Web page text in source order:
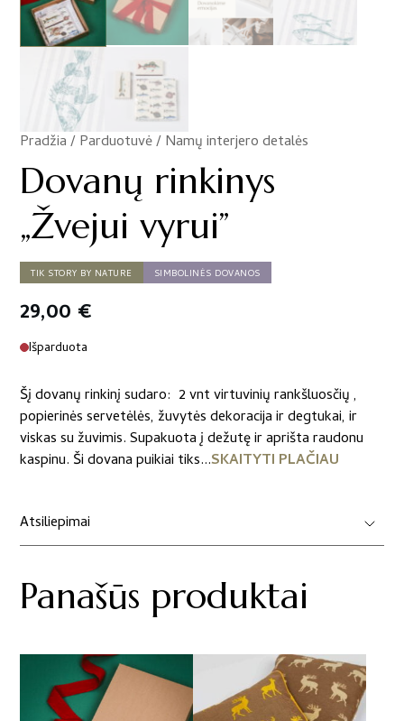
Pradžia/Parduotuvė/Namų interjero detalės
/
Dovanų rinkinys
„Žvejui vyrui”
TIK STORY BY NATURE SIMBOLINĖS DOVANOS
29,00 €
Išparduota
Šį dovanų rinkinį sudaro: 2 vnt virtuvinių rankšluosčių ,
popierinės servetėlės, žuvytės dekoracija ir degtukai, ir
viskas su žuvimis. Supakuota į dežutę ir aprišta raudonu
kaspinu. Ši dovana puikiai tiks...SKAITYTI PLAČIAU
Atsiliepimai
Panašūs produktai